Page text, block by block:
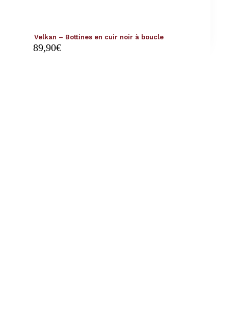
Velkan – Bottines en cuir noir à boucle
89,90€